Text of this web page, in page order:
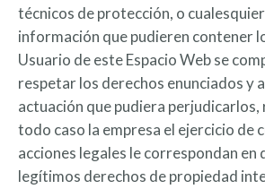
técnicos de protección, o
información que pudieren contener
Usuario de este Espacio Web se
respetar los derechos enunciados y
actuación que pudiera perjudicarlos,
todo caso la empresa el ejercicio de
acciones legales le correspondan en
legítimos derechos de propiedad